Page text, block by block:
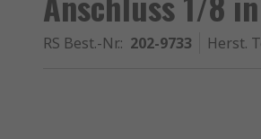
RS Best.-Nr.: 202-9733 Herst.